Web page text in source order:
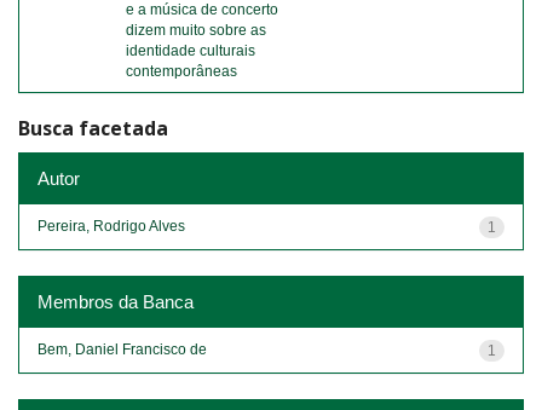
e a música de concerto
dizem muito sobre as
identidade culturais
contemporâneas
Busca facetada
Autor
1
Pereira, Rodrigo Alves
Membros da Banca
1
Bem, Daniel Francisco de